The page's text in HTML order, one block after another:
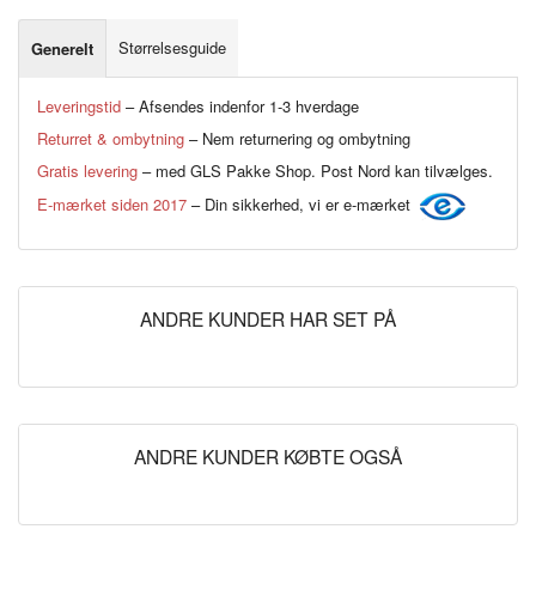
Generelt Størrelsesguide
Leveringstid – Afsendes indenfor 1-3 hverdage
Returret & ombytning – Nem returnering og ombytning
Gratis levering – med GLS Pakke Shop. Post Nord kan tilvælges.
E-mærket siden 2017 – Din sikkerhed, vi er e-mærket
ANDRE KUNDER HAR SET PÅ
ANDRE KUNDER KØBTE OGSÅ